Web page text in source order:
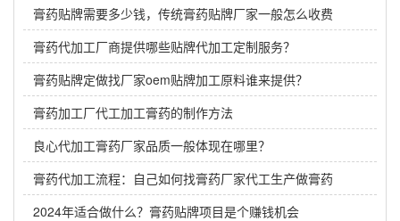
膏药贴牌需要多少钱，传统膏药贴牌厂家一般怎么收费
膏药代加工厂商提供哪些贴牌代加工定制服务？
膏药贴牌定做找厂家oem贴牌加工原料谁来提供？
膏药加工厂代工加工膏药的制作方法
良心代加工膏药厂家品质一般体现在哪里？
膏药代加工流程：自己如何找膏药厂家代工生产做膏药
2024年适合做什么？膏药贴牌项目是个赚钱机会